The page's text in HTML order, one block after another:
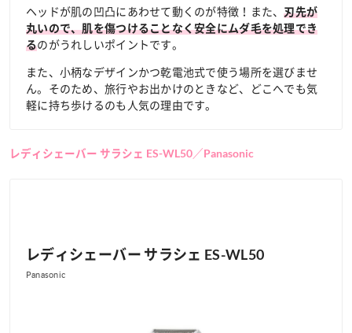
ヘッドが肌の凹凸にあわせて動くのが特徴！また、刃先が
丸いので、肌を傷つけることなく安全にムダ毛を処理でき
るのがうれしいポイントです。
また、小柄なデザインかつ乾電池式で使う場所を選びませ
ん。そのため、旅行やお出かけのときなど、どこへでも気
軽に持ち歩けるのも人気の理由です。
レディシェーバー サラシェ ES-WL50／Panasonic
レディシェーバー サラシェ ES-WL50
Panasonic